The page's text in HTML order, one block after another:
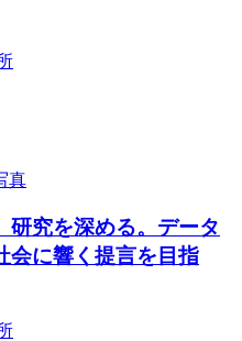
研究を深める。データ
会に響く提言を目指